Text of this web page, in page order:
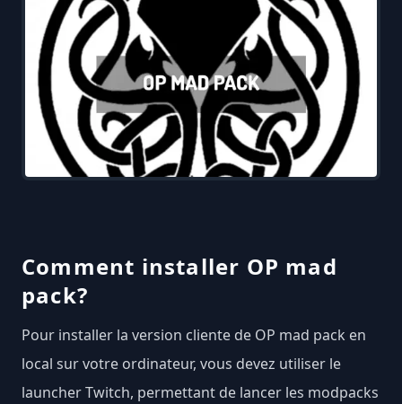
Comment installer OP mad
pack?
Pour installer la version cliente de OP mad pack en
local sur votre ordinateur, vous devez utiliser le
launcher Twitch, permettant de lancer les modpacks